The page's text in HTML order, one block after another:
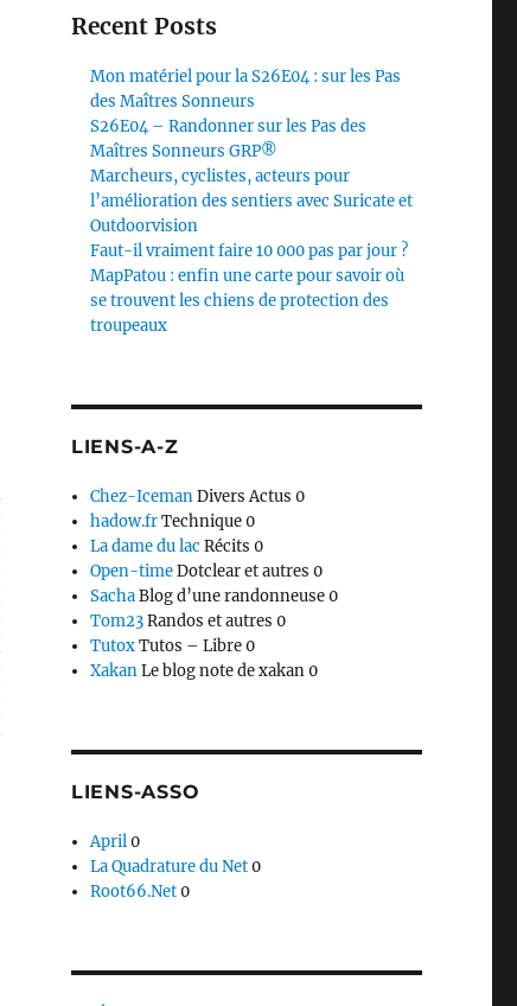
Recent Posts
Mon matériel pour la S26E04 : sur les Pas
des Maîtres Sonneurs
S26E04 – Randonner sur les Pas des
Maîtres Sonneurs GRP®
Marcheurs, cyclistes, acteurs pour
l’amélioration des sentiers avec Suricate et
Outdoorvision
Faut-il vraiment faire 10 000 pas par jour ?
MapPatou : enfin une carte pour savoir où
se trouvent les chiens de protection des
troupeaux
LIENS-A-Z
Chez-IcemanDivers Actus 0
hadow.frTechnique 0
La dame du lac Récits 0
Open-timeDotclear et autres 0
SachaBlog d’une randonneuse 0
Tom23Randos et autres 0
TutoxTutos – Libre 0
XakanLe blog note de xakan 0
LIENS-ASSO
April0
La Quadrature du Net0
Root66.Net0